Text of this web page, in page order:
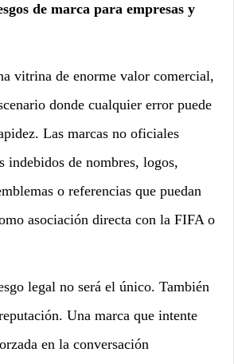
de marca para empresas y
vitrina de enorme valor comercial,
donde cualquier error puede
Las marcas no oficiales
indebidos de nombres, logos,
o referencias que puedan
asociación directa con la FIFA o
legal no será el único. También
Una marca que intente
en la conversación